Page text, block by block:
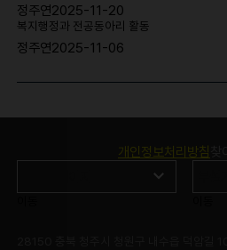
정주연2025-11-20
복지행정과 전공동아리 활동
정주연2025-11-06
개인정보처리방침